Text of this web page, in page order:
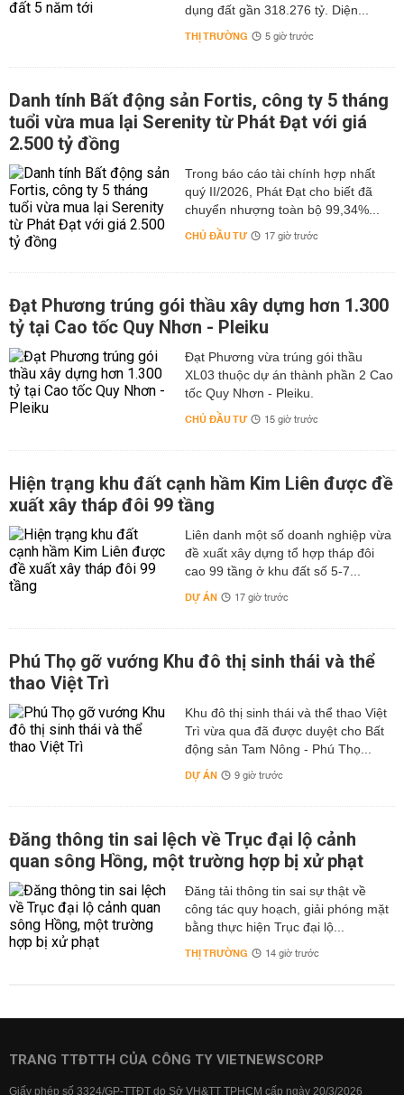
dụng đất gần 318.276 tỷ. Diện...
THỊ TRƯỜNG 5 giờ trước
Danh tính Bất động sản Fortis, công ty 5 tháng
tuổi vừa mua lại Serenity từ Phát Đạt với giá
2.500 tỷ đồng
Trong báo cáo tài chính hợp nhất
quý II/2026, Phát Đạt cho biết đã
chuyển nhượng toàn bộ 99,34%...
CHỦ ĐẦU TƯ 17 giờ trước
Đạt Phương trúng gói thầu xây dựng hơn 1.300
tỷ tại Cao tốc Quy Nhơn - Pleiku
Đạt Phương vừa trúng gói thầu
XL03 thuộc dự án thành phần 2 Cao
tốc Quy Nhơn - Pleiku.
CHỦ ĐẦU TƯ 15 giờ trước
Hiện trạng khu đất cạnh hầm Kim Liên được đề
xuất xây tháp đôi 99 tầng
Liên danh một số doanh nghiệp vừa
đề xuất xây dựng tổ hợp tháp đôi
cao 99 tầng ở khu đất số 5-7...
DỰ ÁN 17 giờ trước
Phú Thọ gỡ vướng Khu đô thị sinh thái và thể
thao Việt Trì
Khu đô thị sinh thái và thể thao Việt
Trì vừa qua đã được duyệt cho Bất
động sản Tam Nông - Phú Thọ...
DỰ ÁN 9 giờ trước
Đăng thông tin sai lệch về Trục đại lộ cảnh
quan sông Hồng, một trường hợp bị xử phạt
Đăng tải thông tin sai sự thật về
công tác quy hoạch, giải phóng mặt
bằng thực hiện Trục đại lộ...
THỊ TRƯỜNG 14 giờ trước
TRANG TTĐTTH CỦA CÔNG TY VIETNEWSCORP
Giấy phép số 3324/GP-TTĐT do Sở VH&TT TPHCM cấp ngày 20/3/2026